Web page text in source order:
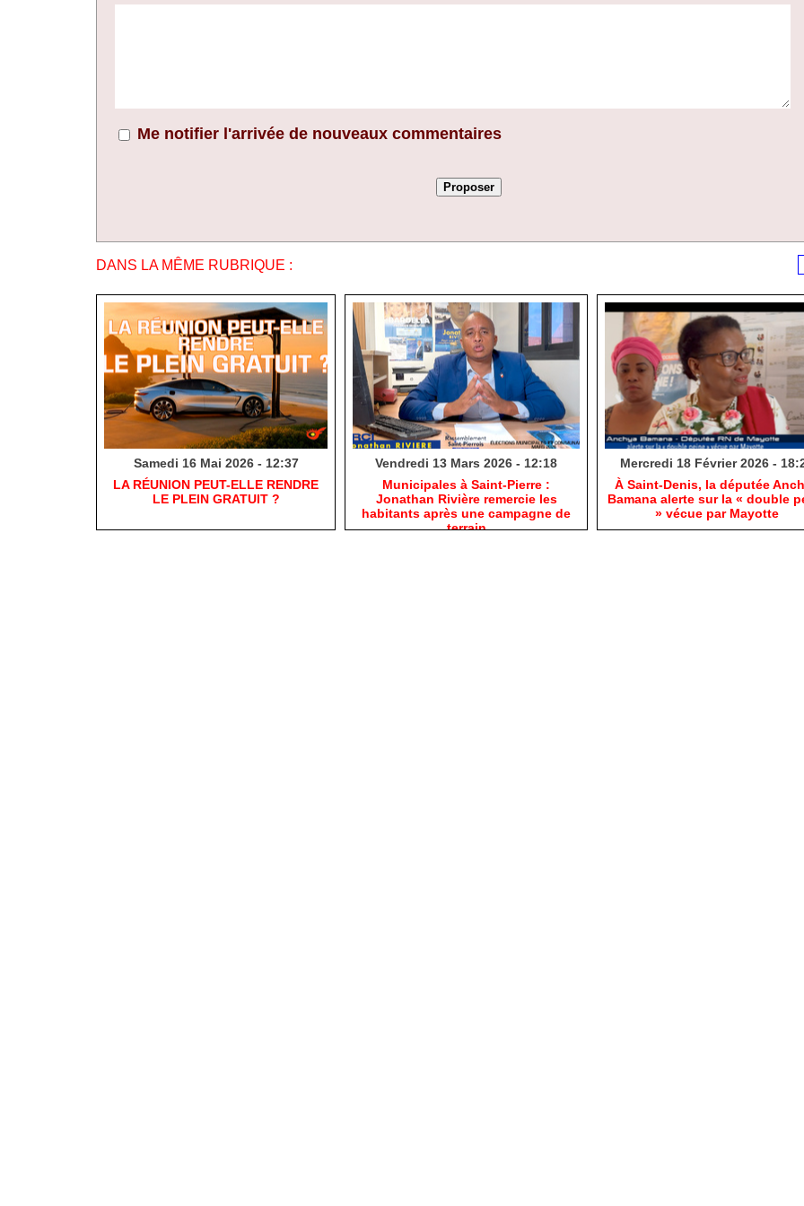
Me notifier l'arrivée de nouveaux commentaires
DANS LA MÊME RUBRIQUE :
Samedi 16 Mai 2026 - 12:37
​LA RÉUNION PEUT-ELLE RENDRE
LE PLEIN GRATUIT ?
Vendredi 13 Mars 2026 - 12:18
​Municipales à Saint-Pierre :
Jonathan Rivière remercie les
habitants après une campagne de
terrain
Mercredi 18 Février 2026 -
​À Saint-Denis, la députée
Bamana alerte sur la « double
» vécue par Mayotte